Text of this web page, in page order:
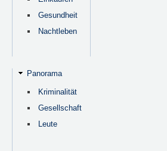
Gesundheit
Nachtleben
Panorama
Kriminalität
Gesellschaft
Leute